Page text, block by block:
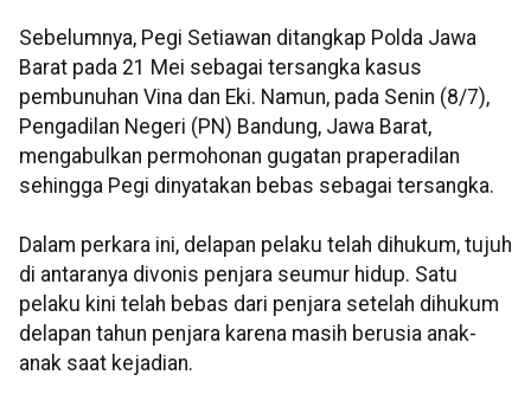
Sebelumnya, Pegi Setiawan ditangkap Polda Jawa
Barat pada 21 Mei sebagai tersangka kasus
pembunuhan Vina dan Eki. Namun, pada Senin (8/7),
Pengadilan Negeri (PN) Bandung, Jawa Barat,
mengabulkan permohonan gugatan praperadilan
sehingga Pegi dinyatakan bebas sebagai tersangka.
Dalam perkara ini, delapan pelaku telah dihukum, tujuh
di antaranya divonis penjara seumur hidup. Satu
pelaku kini telah bebas dari penjara setelah dihukum
delapan tahun penjara karena masih berusia anak-
anak saat kejadian.